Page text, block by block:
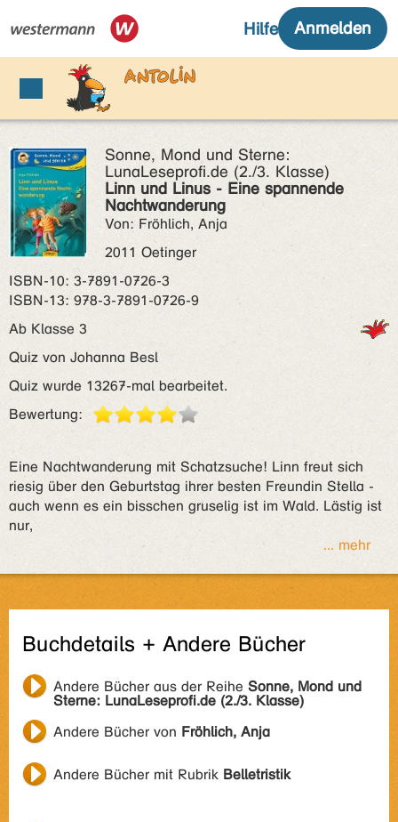
Sonne, Mond und Sterne:
LunaLeseprofi.de (2./3. Klasse)
Linn und Linus - Eine spannende
Nachtwanderung
Von: Fröhlich, Anja
2011 Oetinger
ISBN‑10: 3-7891-0726-3
ISBN‑13: 978-3-7891-0726-9
Ab Klasse 3
Quiz von Johanna Besl
Quiz wurde 13267-mal bearbeitet.
Bewertung:
Eine Nachtwanderung mit Schatzsuche! Linn freut sich
riesig über den Geburtstag ihrer besten Freundin Stella -
auch wenn es ein bisschen gruselig ist im Wald. Lästig ist
nur,
... mehr
Buchdetails + Andere Bücher
Andere Bücher aus der Reihe Sonne, Mond und
Sterne: LunaLeseprofi.de (2./3. Klasse)
Andere Bücher von Fröhlich, Anja
Andere Bücher mit Rubrik Belletristik